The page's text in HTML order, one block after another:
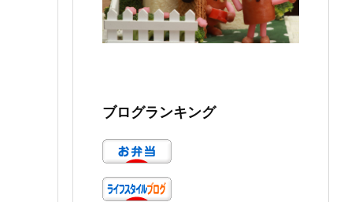
ブログランキング